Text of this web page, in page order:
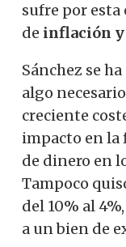
sufre por
de inflación y
Sánchez se
algo
creciente
impacto en la
de dinero en
Tampoco
del 10% al
a un bien de